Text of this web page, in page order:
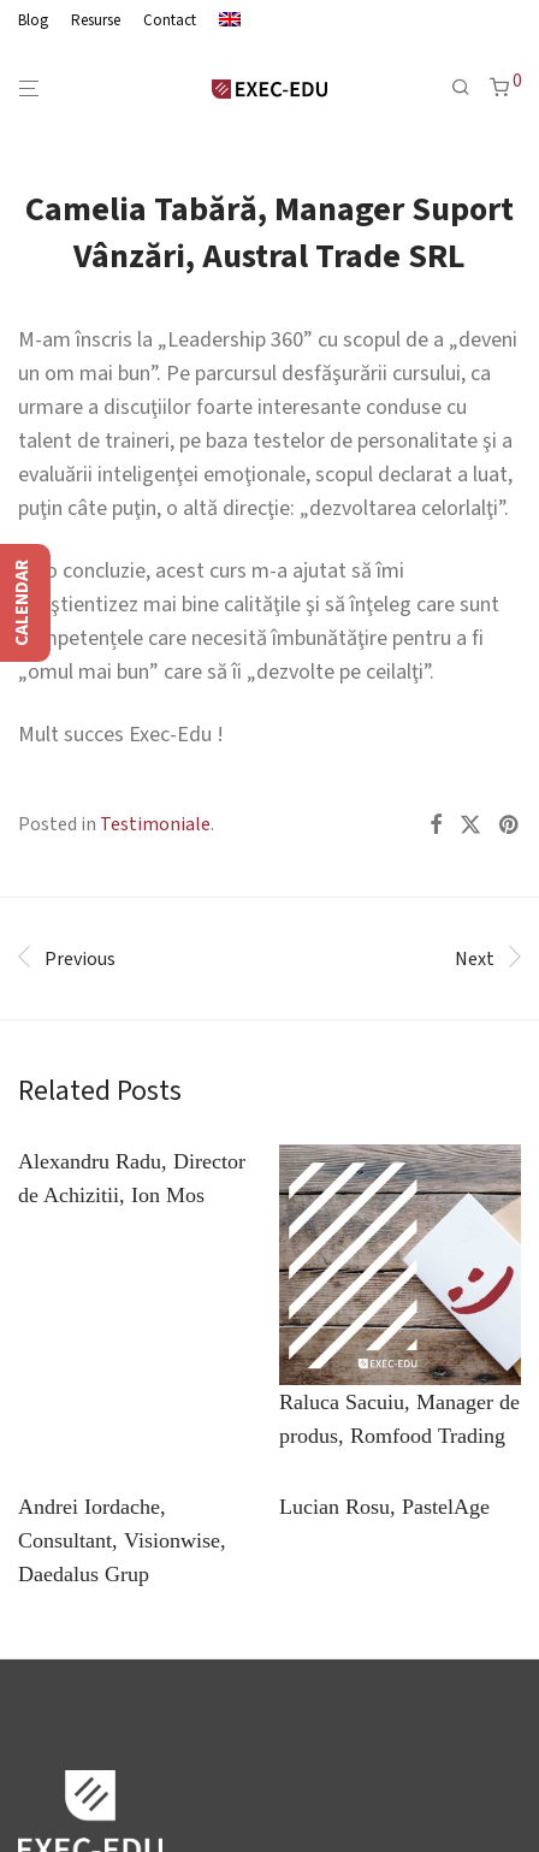
Blog Resurse Contact
0
Camelia Tabără, Manager Suport
Vânzări, Austral Trade SRL
M-am înscris la „Leadership 360” cu scopul de a „deveni
un om mai bun”. Pe parcursul desfăşurării cursului, ca
urmare a discuţiilor foarte interesante conduse cu
talent de traineri, pe baza testelor de personalitate şi a
evaluării inteligenţei emoţionale, scopul declarat a luat,
puţin câte puţin, o altă direcţie: „dezvoltarea celorlalţi”.
Ca o concluzie, acest curs m-a ajutat să îmi
conştientizez mai bine calităţile şi să înţeleg care sunt
competențele care necesită îmbunătăţire pentru a fi
„omul mai bun” care să îi „dezvolte pe ceilalţi”.
Mult succes Exec-Edu !
Posted in Testimoniale.
Previous Next
Related Posts
Alexandru Radu, Director
de Achizitii, Ion Mos
Raluca Sacuiu, Manager de
produs, Romfood Trading
Andrei Iordache,
Consultant, Visionwise,
Daedalus Grup
Lucian Rosu, PastelAge
CALENDAR